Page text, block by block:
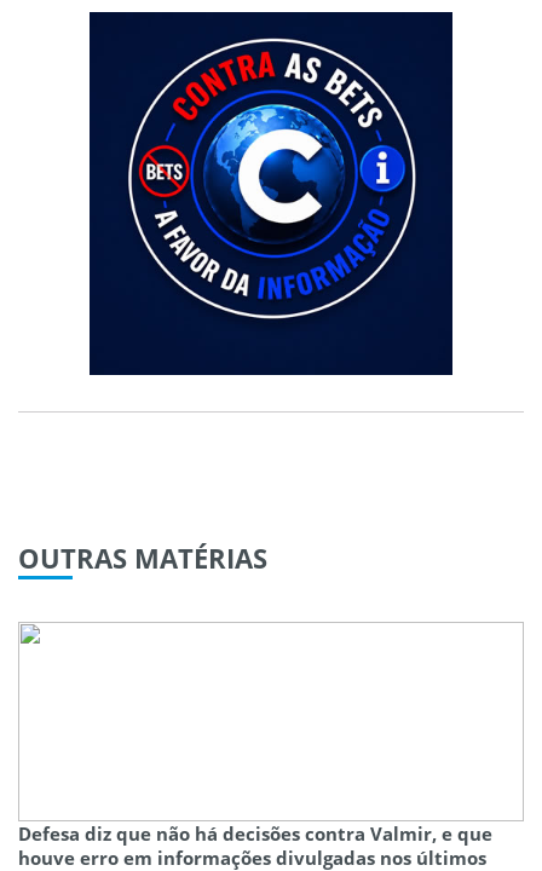
OUTRAS MATÉRIAS
Defesa diz que não há decisões contra Valmir, e que
houve erro em informações divulgadas nos últimos